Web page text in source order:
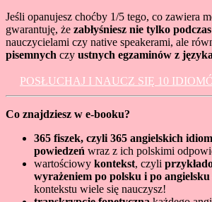
Jeśli opanujesz choćby 1/5 tego, co zawiera
gwarantuję, że zabłyśniesz nie tylko
nauczycielami czy native speakerami, ale
pisemnych czy ustnych egzaminów z
POSŁUCHAJ I NAUCZ SIĘ 10
Co znajdziesz w e-booku?
365 fiszek, czyli 365 angielskich
powiedzeń wraz z ich polskimi
wartościowy kontekst, czyli
wyrażeniem po polsku i po angielsku
kontekstu wiele się nauczysz!